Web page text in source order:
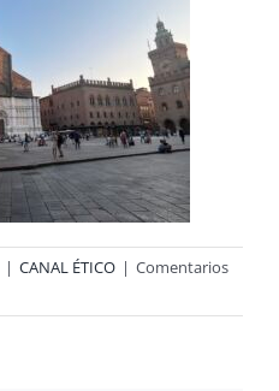
| CANAL ÉTICO | Comentarios